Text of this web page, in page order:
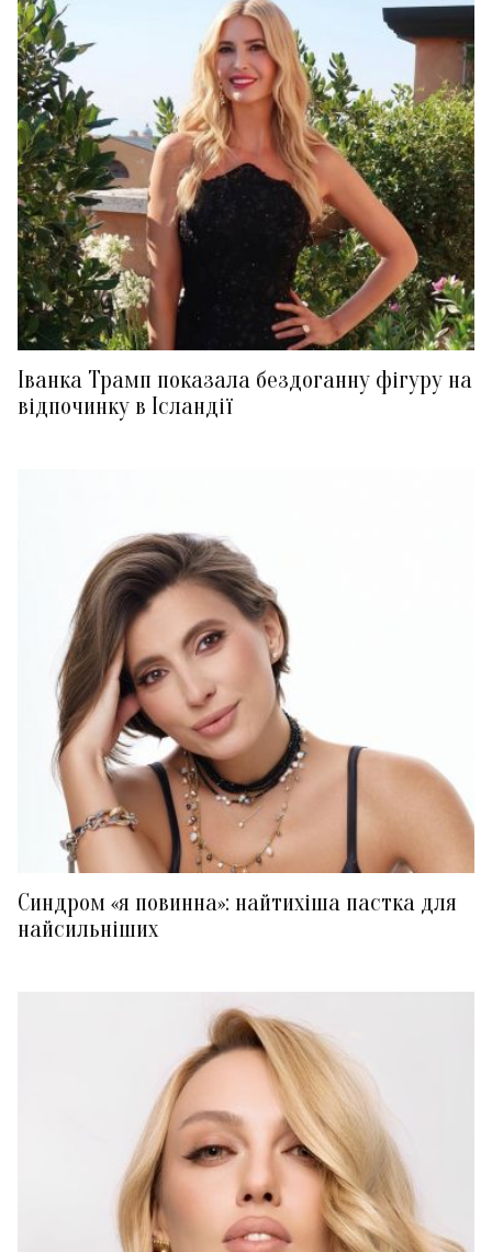
Іванка Трамп показала бездоганну фігуру на
відпочинку в Ісландії
Синдром «я повинна»: найтихіша пастка для
найсильніших